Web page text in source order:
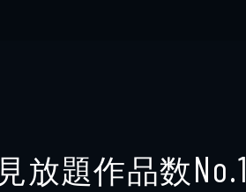
見放題作品数No.1